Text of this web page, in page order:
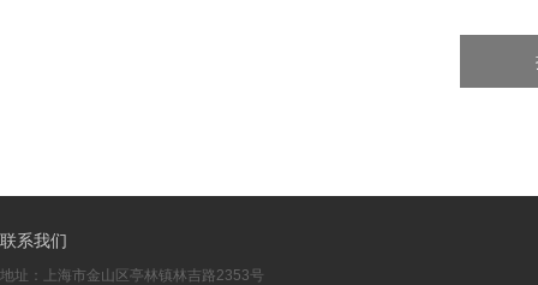
联系我们
地址：上海市金山区亭林镇林吉路2353号